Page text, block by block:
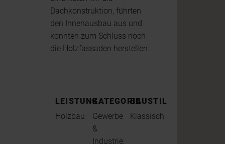
Dachkonstruktion, führten
den Innenausbau aus und
konnten zum Schluss noch
die Holzfassaden herstellen.
LEISTUNG
Holzbau
KATEGORIE
Gewerbe
&
Industrie,
BAUSTIL
Klassisch